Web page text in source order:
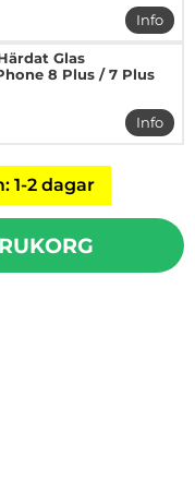
Info
mer
Glas
8 Plus / 7 Plus
Info
mer
1-2 dagar